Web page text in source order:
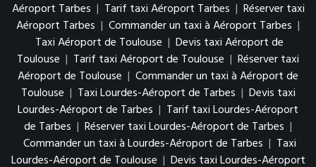
Aéroport Tarbes | Tarif taxi Aéroport Tarbes | Réserver taxi
Aéroport Tarbes | Commander un taxi à Aéroport Tarbes |
Taxi Aéroport de Toulouse | Devis taxi Aéroport de
Toulouse | Tarif taxi Aéroport de Toulouse | Réserver taxi
Aéroport de Toulouse | Commander un taxi à Aéroport de
Toulouse | Taxi Lourdes-Aéroport de Tarbes | Devis taxi
Lourdes-Aéroport de Tarbes | Tarif taxi Lourdes-Aéroport
de Tarbes | Réserver taxi Lourdes-Aéroport de Tarbes |
Commander un taxi à Lourdes-Aéroport de Tarbes | Taxi
Lourdes-Aéroport de Toulouse | Devis taxi Lourdes-Aéroport